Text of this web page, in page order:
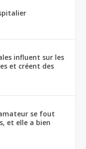
influent sur les
et créent des
se fout
et elle a bien